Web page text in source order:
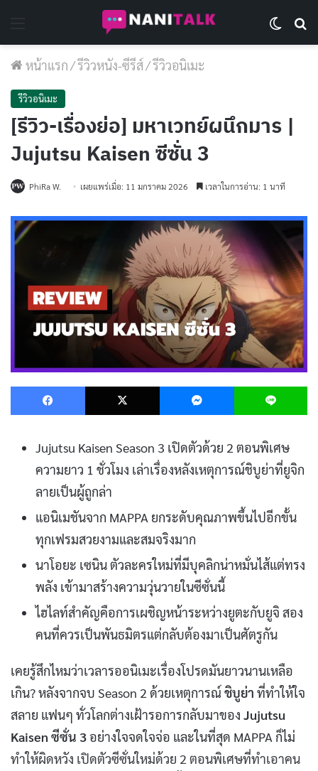
หน้าแรก/รีวิวหนัง-ซีรีส์/รีวิวอนิเมะ
รีวิวอนิเมะ
[รีวิว-เรื่องย่อ] มหาเวทย์ผนึกมาร |
Jujutsu Kaisen ซีซั่น 3
PhiRa W. เผยแพร่เมื่อ: 11 มกราคม 2026 เวลาในการอ่าน: 1 นาที
Facebook X Messenger
Jujutsu Kaisen Season 3 เปิดตัวด้วย 2 ตอนพิเศษ
ความยาว 1 ชั่วโมง เล่าเรื่องหลังเหตุการณ์ชิบูย่าที่ยูจิก
ลายเป็นผู้ถูกล่า
แอนิเมชันจาก MAPPA ยกระดับคุณภาพขึ้นไปอีกขั้น
ทุกเฟรมสวยงามและสมจริงมาก
นาโอยะ เซนิน ตัวละครใหม่ที่มีบุคลิกน่าหมั่นไส้แต่ทรง
พลัง เข้ามาสร้างความวุ่นวายในซีซั่นนี้
ไฮไลท์สำคัญคือการเผชิญหน้าระหว่างยูตะกับยูจิ สอง
คนที่ควรเป็นพันธมิตรแต่กลับต้องมาเป็นศัตรูกัน
เคยรู้สึกไหมว่าเวลารออนิเมะเรื่องโปรดมันยาวนานเหลือ
เกิน? หลังจากจบ Season 2 ด้วยเหตุการณ์ ชิบูย่า ที่ทำให้ใจ
สลาย แฟนๆ ทั่วโลกต่างเฝ้ารอการกลับมาของ Jujutsu
Kaisen ซีซั่น 3 อย่างใจจดใจจ่อ และในที่สุด MAPPA ก็ไม่
ทำให้ผิดหวัง เปิดตัวซีซั่นใหม่ด้วย 2 ตอนพิเศษที่ทำเอาคน